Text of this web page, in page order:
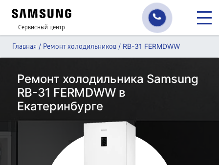
Сервисный центр
Главная / Ремонт холодильников / RB-31 FERMDWW
Ремонт холодильника Samsung
RB-31 FERMDWW в
Екатеринбурге